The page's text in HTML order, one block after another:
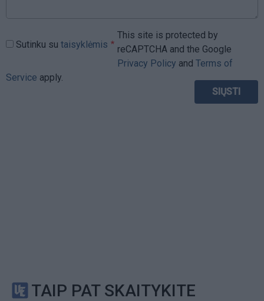
Sutinku su taisyklėmis
This site is protected by
reCAPTCHA and the Google
Privacy Policy and Terms of
Service apply.
TAIP PAT SKAITYKITE